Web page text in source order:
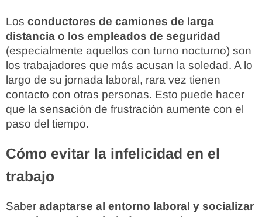
Los conductores de camiones de larga
distancia o los empleados de seguridad
(especialmente aquellos con turno nocturno) son
los trabajadores que más acusan la soledad. A lo
largo de su jornada laboral, rara vez tienen
contacto con otras personas. Esto puede hacer
que la sensación de frustración aumente con el
paso del tiempo.
Cómo evitar la infelicidad en el
trabajo
Saber adaptarse al entorno laboral y socializar